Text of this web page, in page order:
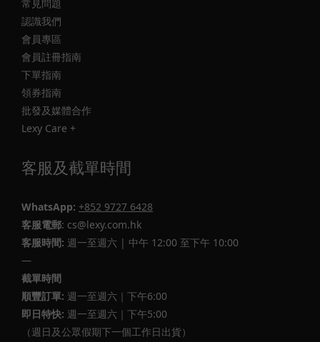
常見問題
認識我們
會員專區
會員註冊指南
下單指南
領券指南
批發及媒體合作
Lexy Care +
客服及截單時間
WhatsApp: +852 9727 6428
客服電郵: cs@lexy.com.hk
客服時間: 週一至週六 | 中午 12:00 至下午 10:00
—
截單時間
順豐訂單: 週一至週六｜下午6:00
即日特快: 週一至週六｜下午5:00
（週日及公眾假期下一個工作日出貨）